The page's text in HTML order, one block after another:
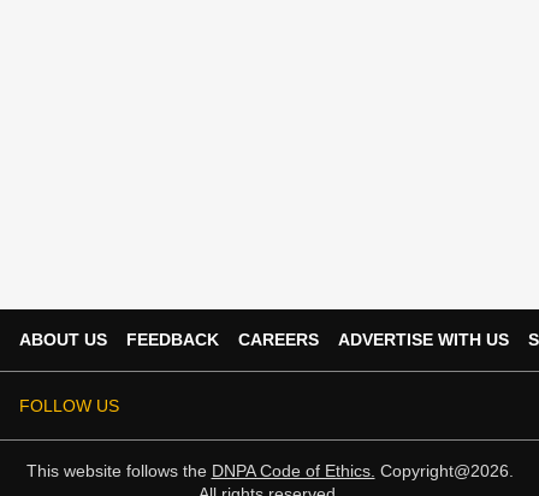
ABOUT US FEEDBACK CAREERS ADVERTISE WITH US
FOLLOW US
This website follows the DNPA Code of Ethics. Copyright@2026.